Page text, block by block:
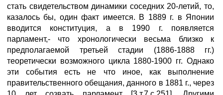
стать свидетельством динамики соседних 20-летий, то,
казалось бы, один факт имеется. В 1889 г. в Японии
вводится конституция, а в 1990 г. появляется
парламент,- что хронологически весьма близко к
предполагаемой третьей стадии (1886-1888 гг.)
теоретически возможного цикла 1880-1900 гг. Однако
эти события есть не что иное, как выполнение
правительственного обещания, данного в 1881 г., через